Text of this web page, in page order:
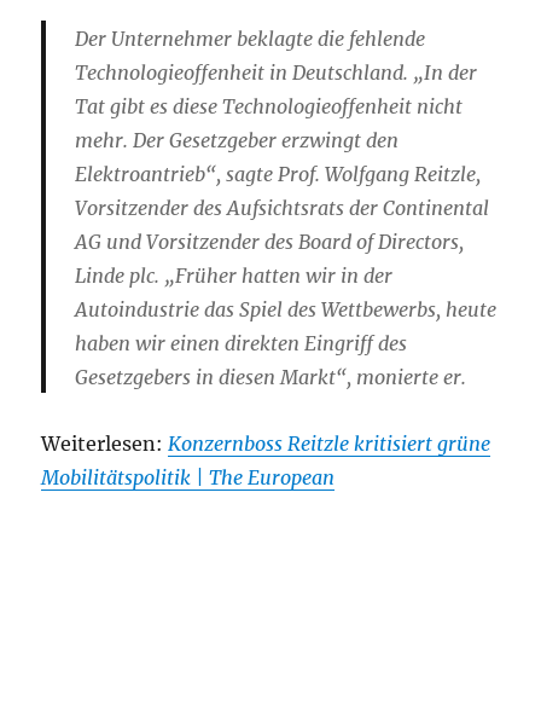
Der Unternehmer beklagte die fehlende
Technologieoffenheit in Deutschland. „In der
Tat gibt es diese Technologieoffenheit nicht
mehr. Der Gesetzgeber erzwingt den
Elektroantrieb“, sagte Prof. Wolfgang Reitzle,
Vorsitzender des Aufsichtsrats der Continental
AG und Vorsitzender des Board of Directors,
Linde plc. „Früher hatten wir in der
Autoindustrie das Spiel des Wettbewerbs, heute
haben wir einen direkten Eingriff des
Gesetzgebers in diesen Markt“, monierte er.
Weiterlesen: Konzernboss Reitzle kritisiert grüne
Mobilitätspolitik | The European